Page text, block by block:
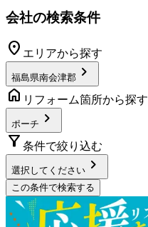
会社の検索条件
location_on エリアから探す
福島県南会津郡 chevron_right
home リフォーム箇所から探す
ポーチ chevron_right
filter_alt 条件で絞り込む
選択してください chevron_right
この条件で検索する